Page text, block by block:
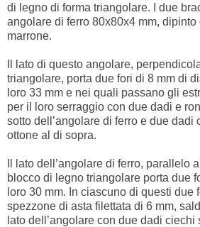
di legno di forma triangolare. I due
angolare di ferro 80x80x4 mm,
marrone.
Il lato di questo angolare,
triangolare, porta due fori di 8 mm di
loro 33 mm e nei quali passano gli
per il loro serraggio con due dadi e
sotto dell’angolare di ferro e due dadi
ottone al di sopra.
Il lato dell’angolare di ferro, parallelo
blocco di legno triangolare porta due
loro 30 mm. In ciascuno di questi due
spezzone di asta filettata di 6 mm,
lato dell’angolare con due dadi